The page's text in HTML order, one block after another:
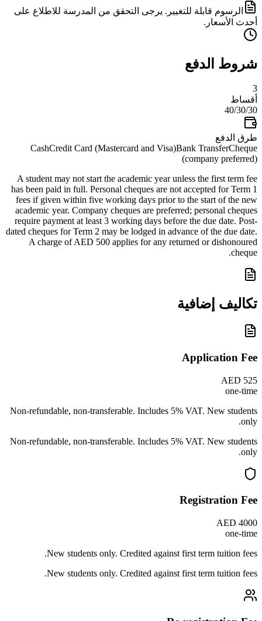
الرسوم قابلة للتغيير. يرجى التحقق من المدرسة للاطلاع على
أحدث الأسعار.
شروط الدفع
3
أقساط
40/30/30
طرق الدفع
CashCredit Card (Mastercard and Visa)Bank TransferCheque
(company preferred)
A student may not start the academic year unless the first term fee
has been paid in full. Personal cheques are not accepted for Term 1
fees if given within five working days prior to the start of the new
academic year. Company cheques are preferred; personal cheques
require payment at least 3 working days before the due date. Post-
dated cheques for Term 2 may be lodged in advance of the due date.
A charge of AED 500 applies for any returned or dishonoured
cheque.
تكاليف إضافية
Application Fee
AED 525
one-time
Non-refundable, non-transferable. Includes 5% VAT. New students
only.
Non-refundable, non-transferable. Includes 5% VAT. New students
only.
Registration Fee
AED 4000
one-time
New students only. Credited against first term tuition fees.
New students only. Credited against first term tuition fees.